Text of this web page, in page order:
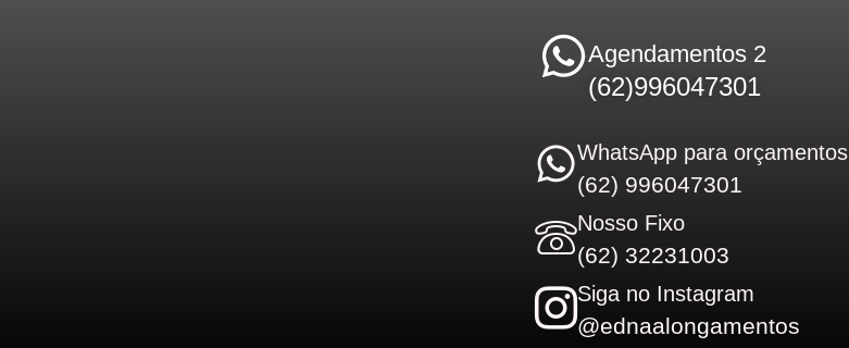
Agendamentos 2
(62)996047301
WhatsApp para orçamentos
(62) 996047301
Nosso Fixo
(62) 32231003
Siga no Instagram
@ednaalongamentos